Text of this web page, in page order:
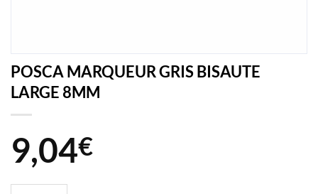
POSCA MARQUEUR GRIS BISAUTE
LARGE 8MM
9,04€